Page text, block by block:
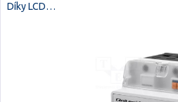
Díky LCD…